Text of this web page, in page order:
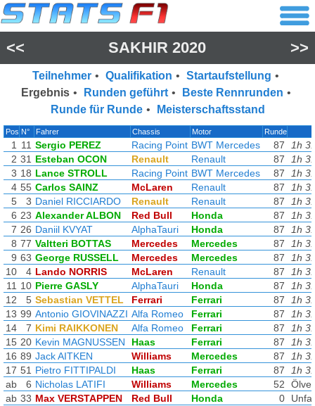
<< SAKHIR 2020 >>
Teilnehmer • Qualifikation • Startaufstellung •
Ergebnis • Runden geführt • Beste Rennrunden •
Runde für Runde • Meisterschaftsstand
Pos N° Fahrer Chassis Motor Runde
1 11 Sergio PEREZ Racing Point BWT Mercedes 87
1h
2 31 Esteban OCON Renault Renault 87
1h
3 18 Lance STROLL Racing Point BWT Mercedes 87
1h
4 55 Carlos SAINZ McLaren Renault 87
1h
5
3 Daniel RICCIARDO Renault Renault 87
1h
6 23 Alexander ALBON Red Bull Honda 87
1h
7 26 Daniil KVYAT AlphaTauri Honda 87
1h
8 77 Valtteri BOTTAS Mercedes Mercedes 87
1h
9 63 George RUSSELL Mercedes Mercedes 87
1h
10
4 Lando NORRIS McLaren Renault 87
1h
11 10 Pierre GASLY AlphaTauri Honda 87
1h
12
5 Sebastian VETTEL Ferrari Ferrari 87
1h
13 99 Antonio GIOVINAZZI Alfa Romeo Ferrari 87
1h
14
7 Kimi RAIKKONEN Alfa Romeo Ferrari 87
1h
15 20 Kevin MAGNUSSEN Haas Ferrari 87
1h
16 89 Jack AITKEN Williams Mercedes 87
1h
17 51 Pietro FITTIPALDI Haas Ferrari 87
1h
ab
6 Nicholas LATIFI Williams Mercedes 52
ab 33 Max VERSTAPPEN Red Bull Honda 0